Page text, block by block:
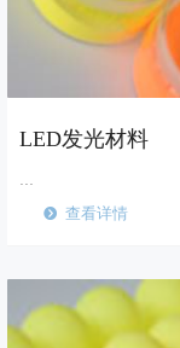
LED发光材料
뀹 查看详情